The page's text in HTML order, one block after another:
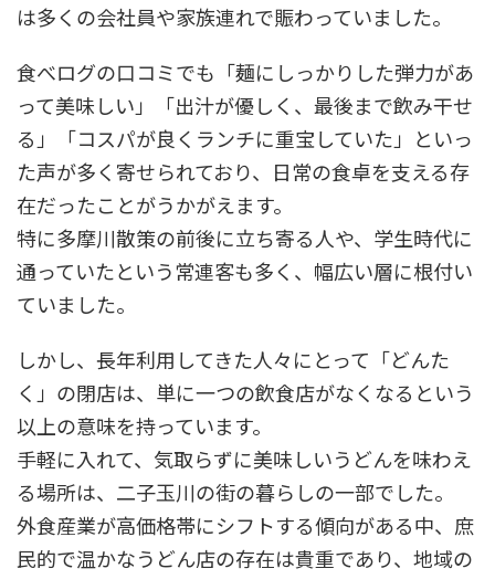
は多くの会社員や家族連れで賑わっていました。
食べログの口コミでも「麺にしっかりした弾力があ
って美味しい」「出汁が優しく、最後まで飲み干せ
る」「コスパが良くランチに重宝していた」といっ
た声が多く寄せられており、日常の食卓を支える存
在だったことがうかがえます。
特に多摩川散策の前後に立ち寄る人や、学生時代に
通っていたという常連客も多く、幅広い層に根付い
ていました。
しかし、長年利用してきた人々にとって「どんた
く」の閉店は、単に一つの飲食店がなくなるという
以上の意味を持っています。
手軽に入れて、気取らずに美味しいうどんを味わえ
る場所は、二子玉川の街の暮らしの一部でした。
外食産業が高価格帯にシフトする傾向がある中、庶
民的で温かなうどん店の存在は貴重であり、地域の